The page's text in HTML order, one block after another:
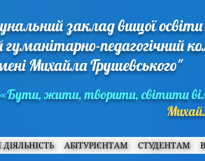
заклад вищої освіти
гуманітарно-педагогічний
Михайла Грушевського"
«Бути, жити, творити, світити
ДІЯЛЬНІСТЬ АБІТУРІЄНТАМ СТУДЕНТАМ